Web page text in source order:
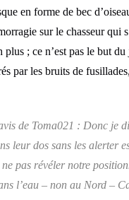
en forme de bec
sur le chasseur qui
plus ; ce n’est pas le but
par les bruits de
de Toma021 : Donc je
leur dos sans les alerter
pas révéler notre
l’eau – non au Nord –